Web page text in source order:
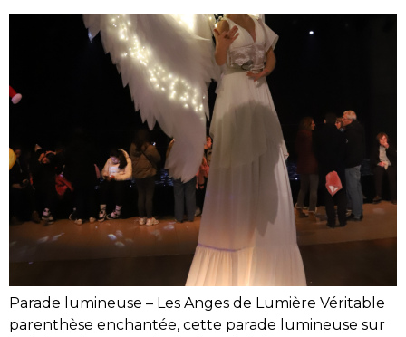
Parade lumineuse – Les Anges de Lumière Véritable
parenthèse enchantée, cette parade lumineuse sur